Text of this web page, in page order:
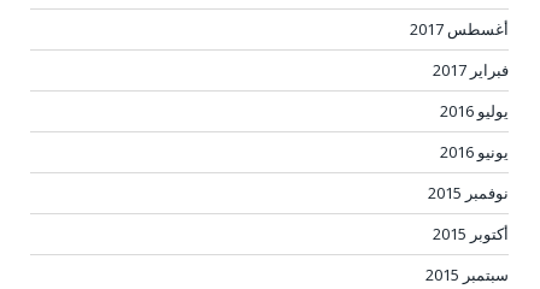
أغسطس 2017
فبراير 2017
يوليو 2016
يونيو 2016
نوفمبر 2015
أكتوبر 2015
سبتمبر 2015